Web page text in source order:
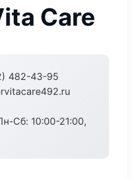
Care
482-43-95
Сб: 10:00-21:00,